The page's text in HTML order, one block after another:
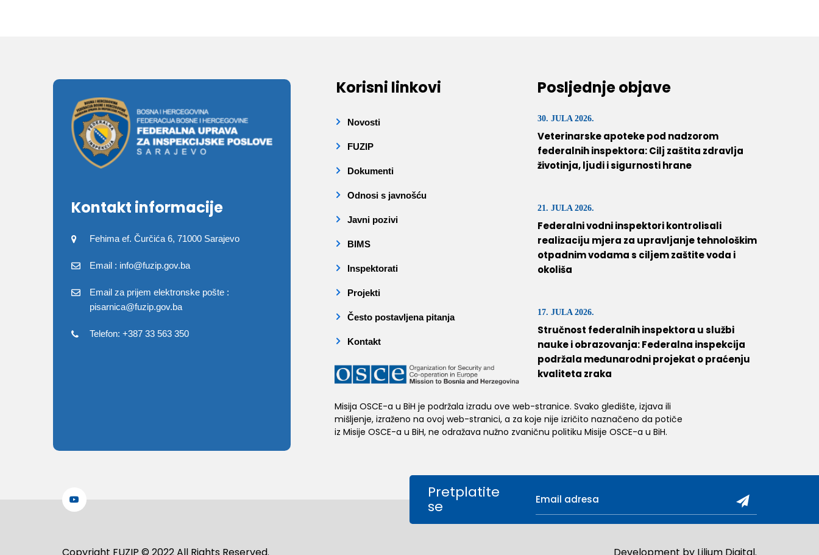
Kontakt informacije
Fehima ef. Čurčića 6, 71000 Sarajevo
Email : info@fuzip.gov.ba
Email za prijem elektronske pošte :
pisarnica@fuzip.gov.ba
Telefon: +387 33 563 350
Korisni linkovi
Novosti
FUZIP
Dokumenti
Odnosi s javnošću
Javni pozivi
BIMS
Inspektorati
Projekti
Često postavljena pitanja
Kontakt
Misija OSCE-a u BiH je podržala izradu ove web-stranice. Svako gledište, izjava ili
mišljenje, izraženo na ovoj web-stranici, a za koje nije izričito naznačeno da potiče
iz Misije OSCE-a u BiH, ne odražava nužno zvaničnu politiku Misije OSCE-a u BiH.
Posljednje objave
30. JULA 2026.
Veterinarske apoteke pod nadzorom
federalnih inspektora: Cilj zaštita zdravlja
životinja, ljudi i sigurnosti hrane
21. JULA 2026.
Federalni vodni inspektori kontrolisali
realizaciju mjera za upravljanje tehnološkim
otpadnim vodama s ciljem zaštite voda i
okoliša
17. JULA 2026.
Stručnost federalnih inspektora u službi
nauke i obrazovanja: Federalna inspekcija
podržala međunarodni projekat o praćenju
kvaliteta zraka
Pretplatite
se